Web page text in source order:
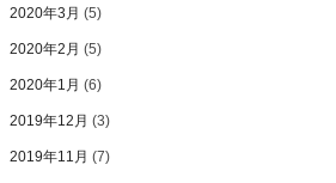
2020年3月 (5)
2020年2月 (5)
2020年1月 (6)
2019年12月 (3)
2019年11月 (7)